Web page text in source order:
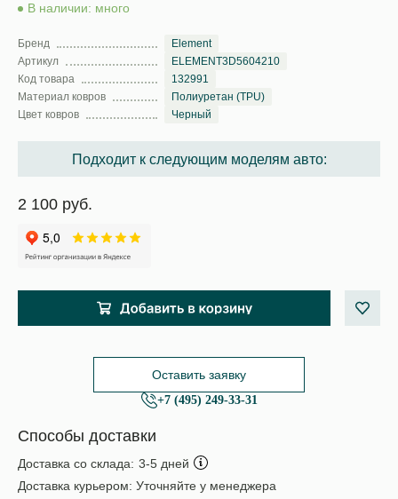
В наличии: много
Бренд
Element
Артикул
ELEMENT3D5604210
Код товара
132991
Материал ковров
Полиуретан (TPU)
Цвет ковров
Черный
Подходит к следующим моделям авто:
2 100 руб.
Оставить заявку
+7 (495) 249-33-31
Способы доставки
Доставка со склада: 3-5 дней
Доставка курьером: Уточняйте у менеджера